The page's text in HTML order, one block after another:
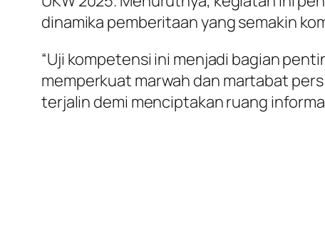
dinamika pemberitaan yang semakin
“Uji kompetensi ini menjadi bagian
memperkuat marwah dan martabat
terjalin demi menciptakan ruang